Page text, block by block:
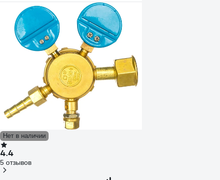
Нет в наличии
4.4
5 отзывов